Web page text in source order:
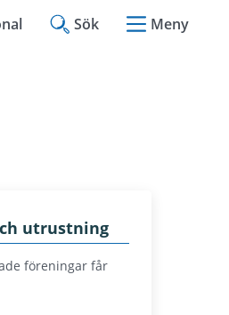
Sök Meny
utrustning
föreningar får